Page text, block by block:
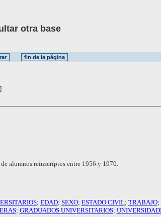
otra base
]
alumnos reinscriptos entre 1956 y 1970.
; EDAD; SEXO; ESTADO CIVIL; TRABAJO;
; GRADUADOS UNIVERSITARIOS;